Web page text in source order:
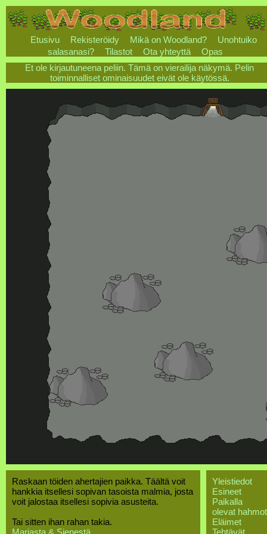
Etusivu Rekisteröidy Mikä on Woodland?
Unohtuiko
salasanasi?
Tilastot Ota yhteyttä
Opas
Et ole kirjautuneena peliin. Tämä on vierailija näkymä. Pelin
toiminnalliset ominaisuudet eivät ole käytössä.
Raskaan töiden ahertajien paikka. Täältä voit
hankkia itsellesi sopivan tasoista malmia, josta
voit jalostaa itsellesi sopivia asusteita.
Tai sitten ihan rahan takia.
Marjasta & Sienestä
Yleistiedot
Esineet
Paikalla
olevat hahmot
Eläimet
Tehtävät